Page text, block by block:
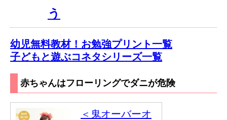
う
幼児無料教材！お勉強プリント一覧
子どもと遊ぶコネタシリーズ一覧
赤ちゃんはフローリングでダニが危険
＜鬼オーバーオ